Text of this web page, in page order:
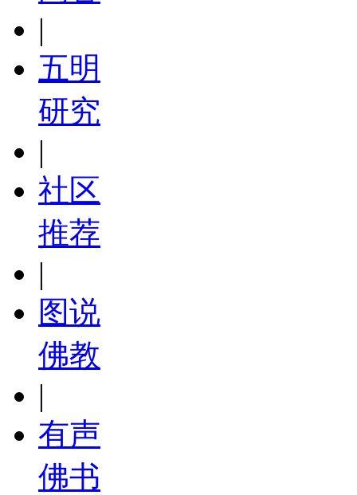
|
五明
研究
|
社区
推荐
|
图说
佛教
|
有声
佛书